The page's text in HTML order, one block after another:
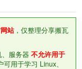
站，仅整理分享搬瓦
服务器 不允许用于
用于学习 Linux、